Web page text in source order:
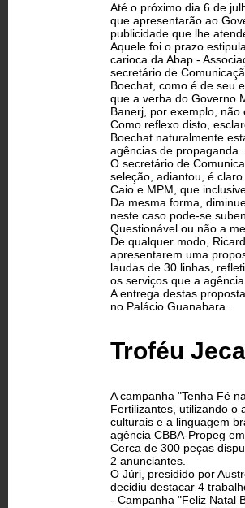
Até o próximo dia 6 de
que apresentarão ao
publicidade que lhe
Aquele foi o prazo
carioca da Abap -
secretário de
Boechat, como é de seu
que a verba do Governo
Banerj, por exemplo,
Como reflexo disto,
Boechat naturalmente
agências de propaganda.
O secretário de
seleção, adiantou, é
Caio e MPM, que
Da mesma forma,
neste caso pode-se
Questionável ou não a
De qualquer modo,
apresentarem uma
laudas de 30 linhas,
os serviços que a
A entrega destas
no Palácio Guanabara.
Troféu
A campanha "Tenha Fé
Fertilizantes, utilizando o
culturais e a linguagem
agência CBBA-Propeg
Cerca de 300 peças
2 anunciantes.
O Júri, presidido por
decidiu destacar 4
- Campanha "Feliz Natal